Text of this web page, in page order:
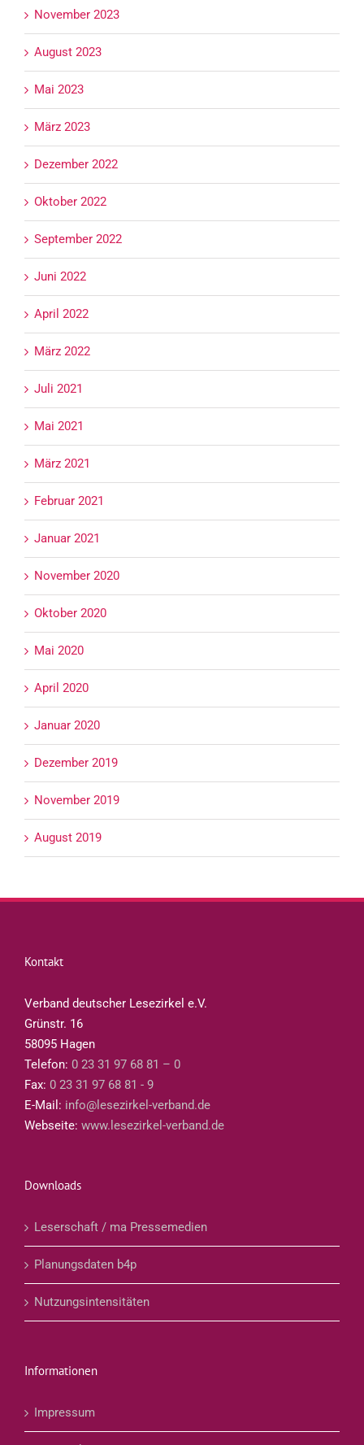
November 2023
August 2023
Mai 2023
März 2023
Dezember 2022
Oktober 2022
September 2022
Juni 2022
April 2022
März 2022
Juli 2021
Mai 2021
März 2021
Februar 2021
Januar 2021
November 2020
Oktober 2020
Mai 2020
April 2020
Januar 2020
Dezember 2019
November 2019
August 2019
Kontakt
Verband deutscher Lesezirkel e.V.
Grünstr. 16
58095 Hagen
Telefon: 0 23 31 97 68 81 – 0
Fax: 0 23 31 97 68 81 - 9
E-Mail: info@lesezirkel-verband.de
Webseite: www.lesezirkel-verband.de
Downloads
Leserschaft / ma Pressemedien
Planungsdaten b4p
Nutzungsintensitäten
Informationen
Impressum